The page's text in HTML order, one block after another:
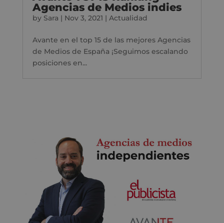
Agencias de Medios indies
by Sara | Nov 3, 2021 | Actualidad
Avante en el top 15 de las mejores Agencias
de Medios de España ¡Seguimos escalando
posiciones en...